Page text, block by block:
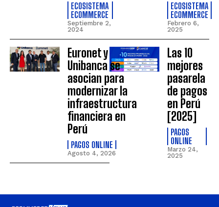
ECOSISTEMA
ECOMMERCE
Septiembre 2,
2024
ECOSISTEMA
ECOMMERCE
Febrero 6,
2025
Euronet y
Unibanca se
asocian para
modernizar la
infraestructura
financiera en
Perú
PAGOS ONLINE
Agosto 4, 2026
Las 10
mejores
pasarela
de pagos
en Perú
[2025]
PAGOS
ONLINE
Marzo 24,
2025